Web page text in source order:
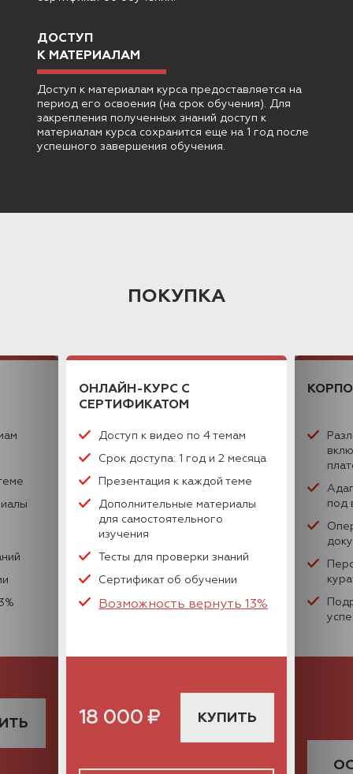
ДОСТУП
К МАТЕРИАЛАМ
Доступ к материалам курса предоставляется на
период его освоения (на срок обучения). Для
закрепления полученных знаний доступ к
материалам курса сохранится еще на 1 год после
успешного завершения обучения.
ПОКУПКА
ОНЛАЙН-КУРС С
СЕРТИФИКАТОМ
Доступ к видео по 4 темам
Срок доступа: 1 год и 2 месяца
Презентация к каждой теме
Дополнительные материалы
для самостоятельного
изучения
Тесты для проверки знаний
Сертификат об обучении
Возможность вернуть 13%
18 000 ₽ КУПИТЬ
под